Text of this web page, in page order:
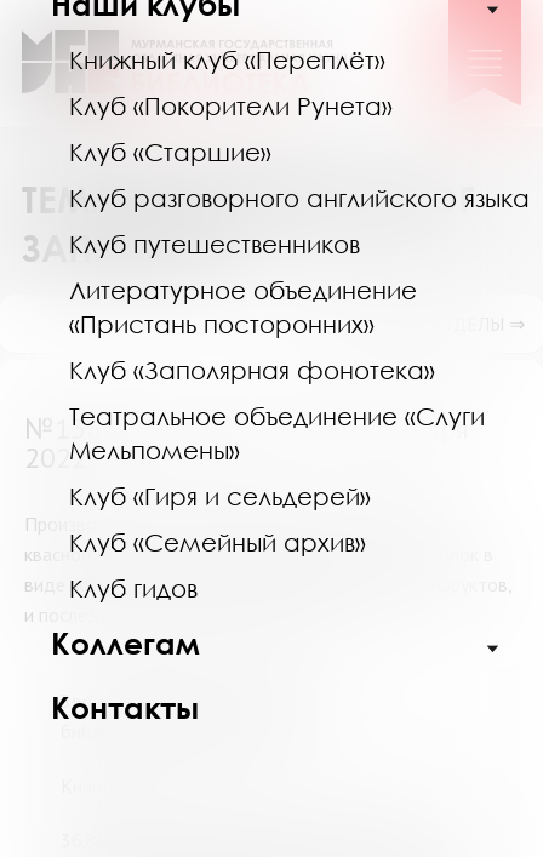
Книжный клуб «Переплёт»
Клуб «Покорители Рунета»
Клуб «Старшие»
Клуб разговорного английского языка
Клуб путешественников
Литературное объединение
«Пристань посторонних»
Клуб «Заполярная фонотека»
Театральное объединение «Слуги
Мельпомены»
Клуб «Гиря и сельдерей»
Клуб «Семейный архив»
Клуб гидов
Коллегам
Контакты
ТЕМАТИЧЕСКИЙ КАТАЛОГ
ЗАПРОСОВ
№13875 (Мурманск) от 20 октября
2022
Производство кваса, включающее приготовление
квасного сусла из концентрата квасного сусла и яблок в
виде яблочного сока, отварки и др., либо других фруктов,
и последующее брожение такого сусла.
Здравствуйте. Предлагаем Вам
ПОКАЗАТЬ ПОДРАЗДЕЛЫ ⇒